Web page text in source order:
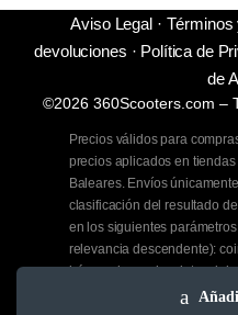
Aviso Legal· Términos
devoluciones · Política de
de
©2026 360Scooters.com –
Precios válidos para
precios aplicados en
Baleares. Envíos
clasificación del resultado
en los siguientes
relevancia descendente):
búsqueda con los datos del
producto, disponibilidad del